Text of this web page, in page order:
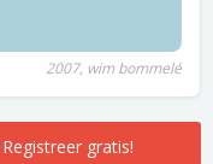
2007, wim bommelé
gratis!